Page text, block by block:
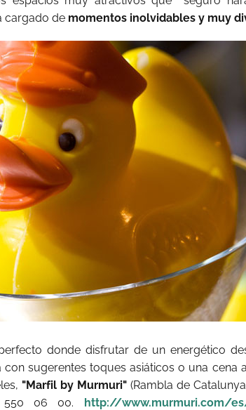
cargado de momentos inolvidables y muy
donde disfrutar de un energético
sugerentes toques asiáticos o una cena
"Marfil by Murmuri" (Rambla de
550 06 00. http://www.murmuri.com/